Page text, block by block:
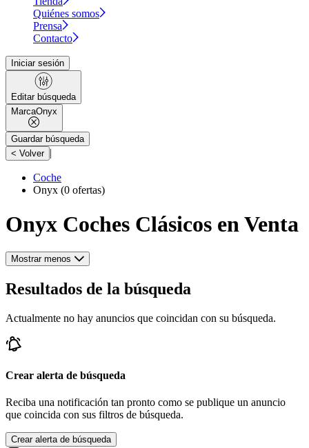
Quiénes somos
Prensa
Contacto
Iniciar sesión
Editar búsqueda
MarcaOnyx
Guardar búsqueda
< Volver |
Coche
Onyx (0 ofertas)
Onyx Coches Clásicos en Venta
Mostrar menos
Resultados de la búsqueda
Actualmente no hay anuncios que coincidan con su búsqueda.
Crear alerta de búsqueda
Reciba una notificación tan pronto como se publique un anuncio
que coincida con sus filtros de búsqueda.
Crear alerta de búsqueda